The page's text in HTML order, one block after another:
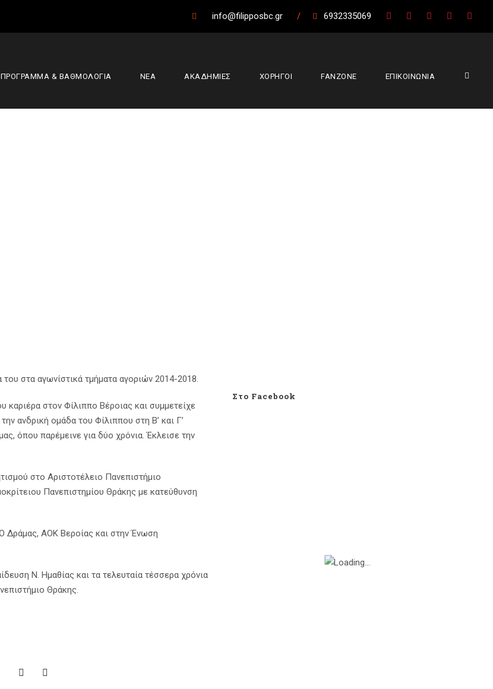
info@filipposbc.gr / 6932335069
ΠΡΟΓΡΑΜΜΑ & ΒΑΘΜΟΛΟΓΙΑ ΝΕΑ ΑΚΑΔΗΜΙΕΣ ΧΟΡΗΓΟΙ FANZONE ΕΠΙΚΟΙΝΩΝΙΑ
στα αγωνίστικά τμήματα αγοριών 2014-2018.
καριέρα στον Φίλιππο Βέροιας και συμμετείχε
ανδρική ομάδα του Φίλιππου στη Β’ και Γ’
όπου παρέμεινε για δύο χρόνια. Έκλεισε την
στο Αριστοτέλειο Πανεπιστήμιο
Πανεπιστημίου Θράκης με κατεύθυνση
Δράμας, ΑΟΚ Βεροίας και στην Ένωση
Ν. Ημαθίας και τα τελευταία τέσσερα χρόνια
Θράκης.
Στο Facebook